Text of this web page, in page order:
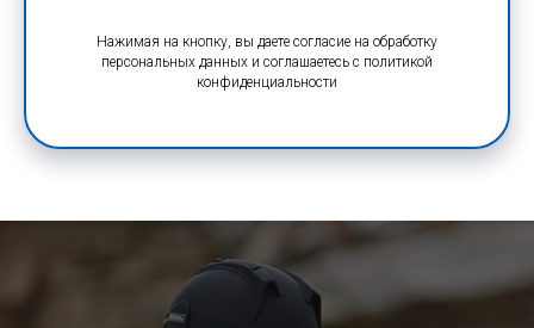
Нажимая на кнопку, вы даете согласие на обработку
персональных данных и соглашаетесь c политикой
конфиденциальности